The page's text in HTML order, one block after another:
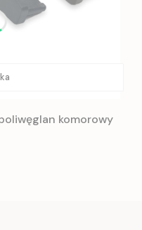
komorowy